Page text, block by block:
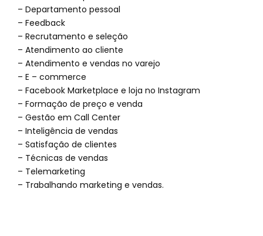
– Departamento pessoal
– Feedback
– Recrutamento e seleção
– Atendimento ao cliente
– Atendimento e vendas no varejo
– E – commerce
– Facebook Marketplace e loja no Instagram
– Formação de preço e venda
– Gestão em Call Center
– Inteligência de vendas
– Satisfação de clientes
– Técnicas de vendas
– Telemarketing
– Trabalhando marketing e vendas.